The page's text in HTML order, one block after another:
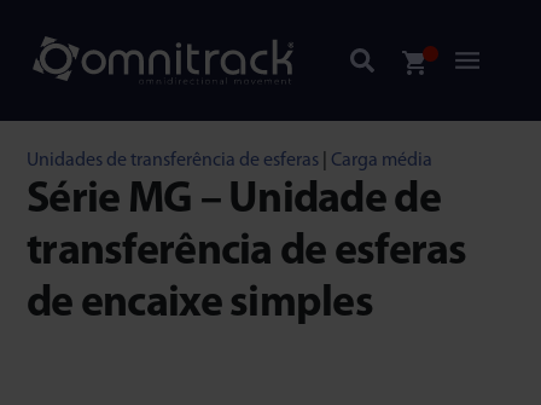
Unidades de transferência de esferas Carga média
Série MG – Unidade de
transferência de esferas
de encaixe simples